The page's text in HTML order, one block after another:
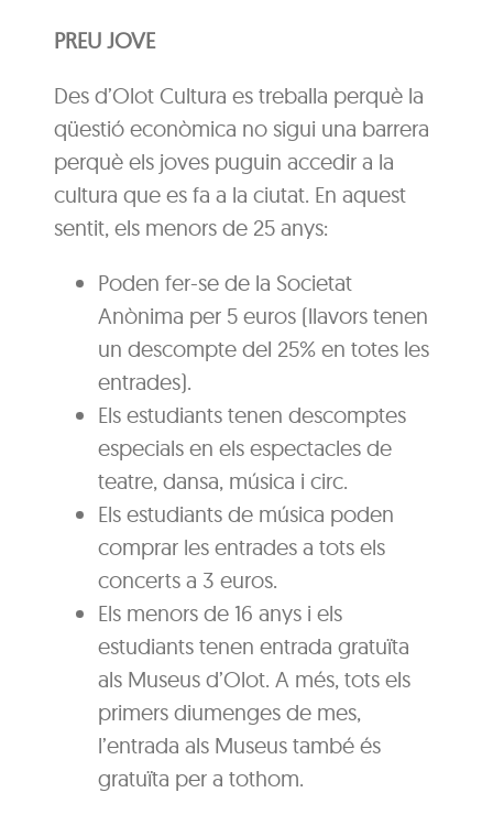
PREU JOVE
Des d’Olot Cultura es treballa perquè la
qüestió econòmica no sigui una barrera
perquè els joves puguin accedir a la
cultura que es fa a la ciutat. En aquest
sentit, els menors de 25 anys:
Poden fer-se de la Societat
Anònima per 5 euros (llavors tenen
un descompte del 25% en totes les
entrades).
Els estudiants tenen descomptes
especials en els espectacles de
teatre, dansa, música i circ.
Els estudiants de música poden
comprar les entrades a tots els
concerts a 3 euros.
Els menors de 16 anys i els
estudiants tenen entrada gratuïta
als Museus d’Olot. A més, tots els
primers diumenges de mes,
l’entrada als Museus també és
gratuïta per a tothom.